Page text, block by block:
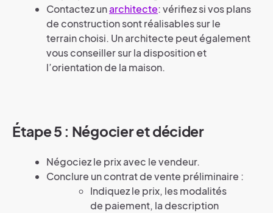
Contactez unarchitecte: vérifiez si vos plans
de construction sont réalisables sur le
terrain choisi. Un architecte peut également
vous conseiller sur la disposition et
l’orientation de la maison.
Étape 5 : Négocier et décider
Négociez le prix avec le vendeur.
Conclure un contrat de vente préliminaire :
Indiquez le prix, les modalités
de paiement, la description